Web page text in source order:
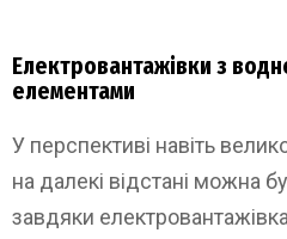
Електровантажівки з
елементами
У перспективі навіть
на далекі відстані можна
завдяки